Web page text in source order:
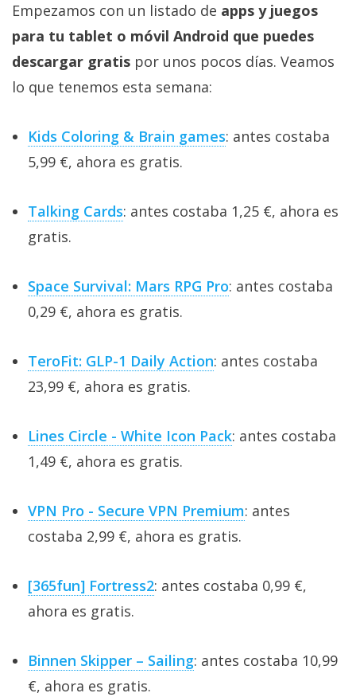
Empezamos con un listado de apps y juegos
para tu tablet o móvil Android que puedes
descargar gratis por unos pocos días. Veamos
lo que tenemos esta semana:
Kids Coloring & Brain games: antes costaba
5,99 €, ahora es gratis.
Talking Cards: antes costaba 1,25 €, ahora es
gratis.
Space Survival: Mars RPG Pro: antes costaba
0,29 €, ahora es gratis.
TeroFit: GLP-1 Daily Action: antes costaba
23,99 €, ahora es gratis.
Lines Circle - White Icon Pack: antes costaba
1,49 €, ahora es gratis.
VPN Pro - Secure VPN Premium: antes
costaba 2,99 €, ahora es gratis.
[365fun] Fortress2: antes costaba 0,99 €,
ahora es gratis.
Binnen Skipper – Sailing: antes costaba 10,99
€, ahora es gratis.